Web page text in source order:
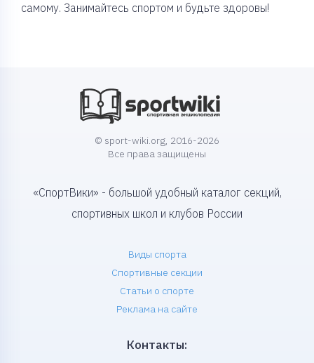
самому. Занимайтесь спортом и будьте здоровы!
© sport-wiki.org, 2016-2026
Все права защищены
«СпортВики» - большой удобный каталог секций,
спортивных школ и клубов России
Виды спорта
Спортивные секции
Статьи о спорте
Реклама на сайте
Контакты: